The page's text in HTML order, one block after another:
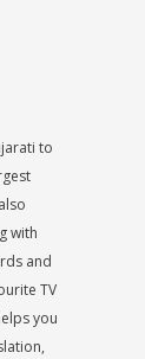
to
with
and
TV
you